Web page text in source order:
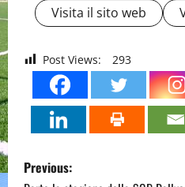
Visita il sito web
Post Views: 293
P
Previous: